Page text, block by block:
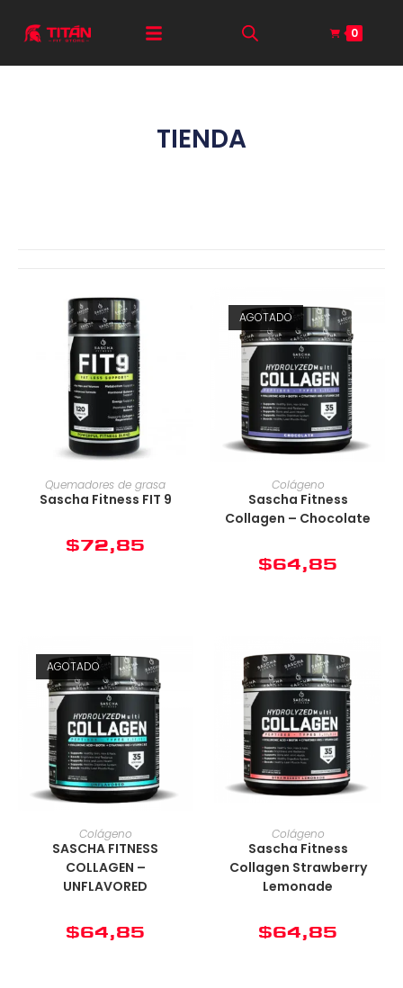
0
TIENDA
Quemadores de grasa
Sascha Fitness FIT 9
$72,85
AGOTADO
Colágeno
Sascha Fitness
Collagen – Chocolate
$64,85
AGOTADO
Colágeno
SASCHA FITNESS
COLLAGEN –
UNFLAVORED
$64,85
Colágeno
Sascha Fitness
Collagen Strawberry
Lemonade
$64,85